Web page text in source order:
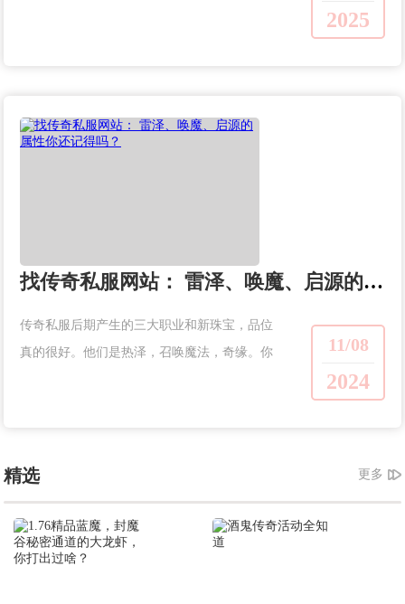
2025
找传奇私服网站： 雷泽、唤魔、启源的属性你还记得吗？
11/08
2024
传奇私服后期产生的三大职业和新珠宝，品位
真的很好。他们是热泽，召唤魔法，奇缘。你
精选 更多